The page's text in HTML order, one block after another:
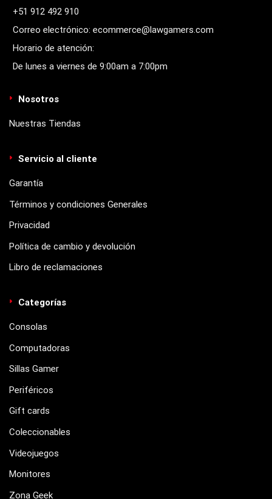
+51 912 492 910
Correo electrónico: ecommerce@lawgamers.com
Horario de atención:
De lunes a viernes de 9:00am a 7:00pm
Nosotros
Nuestras Tiendas
Servicio al cliente
Garantía
Términos y condiciones Generales
Privacidad
Política de cambio y devolución
Libro de reclamaciones
Categorías
Consolas
Computadoras
Sillas Gamer
Periféricos
Gift cards
Coleccionables
Videojuegos
Monitores
Zona Geek